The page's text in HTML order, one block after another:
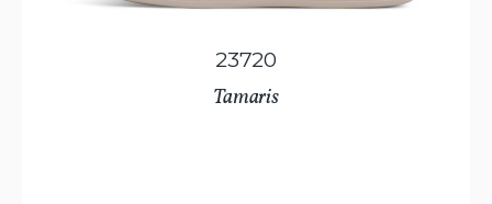
23720
Tamaris